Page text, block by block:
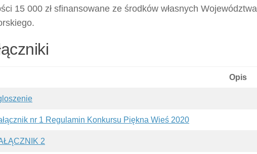
15 000 zł sfinansowane ze środków własnych Województwa
Opis
nr 1 Regulamin Konkursu Piękna Wieś 2020
2